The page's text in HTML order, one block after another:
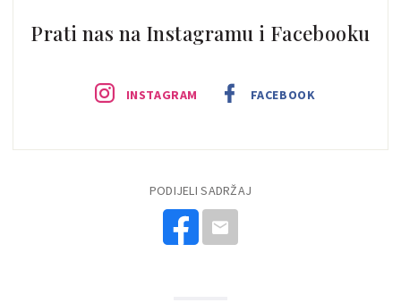
Prati nas na Instagramu i Facebooku
INSTAGRAM FACEBOOK
PODIJELI SADRŽAJ